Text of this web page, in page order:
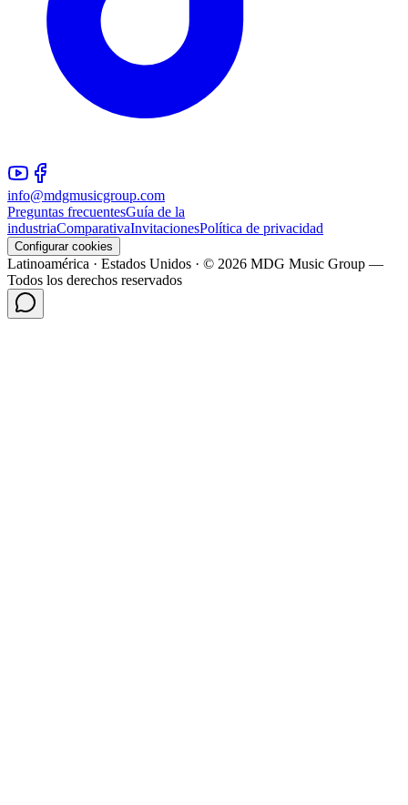
info@mdgmusicgroup.com
Preguntas frecuentesGuía de la
industriaComparativaInvitacionesPolítica de privacidad
Configurar cookies
Latinoamérica · Estados Unidos · © 2026 MDG Music Group —
Todos los derechos reservados